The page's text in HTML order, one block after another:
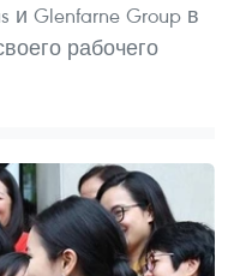
и Glenfarne Group в
рабочего